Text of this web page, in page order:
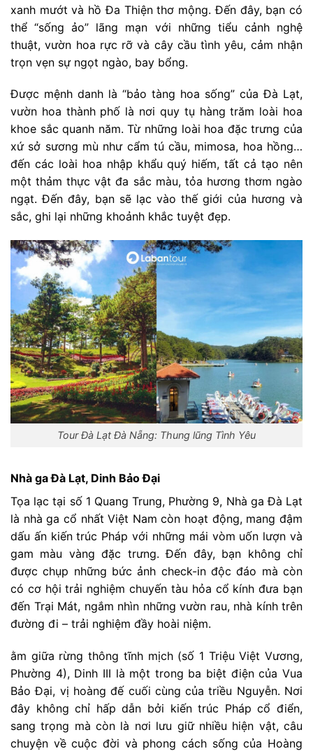
xanh mướt và hồ Đa Thiện thơ mộng. Đến đây, bạn có
thể “sống ảo” lãng mạn với những tiểu cảnh nghệ
thuật, vườn hoa rực rỡ và cây cầu tình yêu, cảm nhận
trọn vẹn sự ngọt ngào, bay bổng.
Được mệnh danh là “bảo tàng hoa sống” của Đà Lạt,
vườn hoa thành phố là nơi quy tụ hàng trăm loài hoa
khoe sắc quanh năm. Từ những loài hoa đặc trưng của
xứ sở sương mù như cẩm tú cầu, mimosa, hoa hồng…
đến các loài hoa nhập khẩu quý hiếm, tất cả tạo nên
một thảm thực vật đa sắc màu, tỏa hương thơm ngào
ngạt. Đến đây, bạn sẽ lạc vào thế giới của hương và
sắc, ghi lại những khoảnh khắc tuyệt đẹp.
Tour Đà Lạt Đà Nẵng: Thung lũng Tình Yêu
Nhà ga Đà Lạt, Dinh Bảo Đại
Tọa lạc tại số 1 Quang Trung, Phường 9, Nhà ga Đà Lạt
là nhà ga cổ nhất Việt Nam còn hoạt động, mang đậm
dấu ấn kiến trúc Pháp với những mái vòm uốn lượn và
gam màu vàng đặc trưng. Đến đây, bạn không chỉ
được chụp những bức ảnh check-in độc đáo mà còn
có cơ hội trải nghiệm chuyến tàu hỏa cổ kính đưa bạn
đến Trại Mát, ngắm nhìn những vườn rau, nhà kính trên
đường đi – trải nghiệm đầy hoài niệm.
ằm giữa rừng thông tĩnh mịch (số 1 Triệu Việt Vương,
Phường 4), Dinh III là một trong ba biệt điện của Vua
Bảo Đại, vị hoàng đế cuối cùng của triều Nguyễn. Nơi
đây không chỉ hấp dẫn bởi kiến trúc Pháp cổ điển,
sang trọng mà còn là nơi lưu giữ nhiều hiện vật, câu
chuyện về cuộc đời và phong cách sống của Hoàng